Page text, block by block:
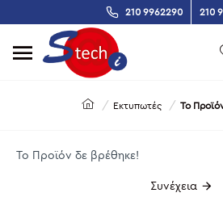
210 9962290 210
Εκτυπωτές Το
Το Προϊόν δε βρέθηκε!
Συνέχεια